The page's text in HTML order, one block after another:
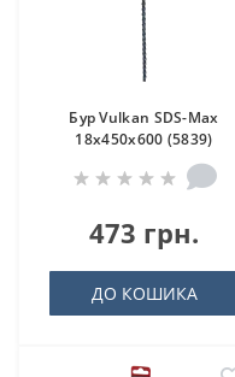
Бур Vulkan SDS-Max
18x450x600 (5839)
473 грн.
ДО КОШИКА